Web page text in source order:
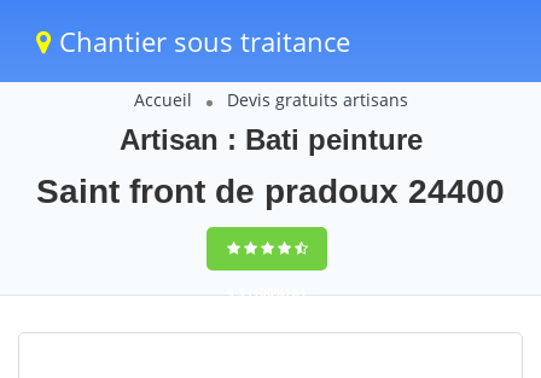
Chantier sous traitance
Accueil Devis gratuits artisans
Artisan : Bati peinture
Saint front de pradoux 24400
9,5(100%)81
votes